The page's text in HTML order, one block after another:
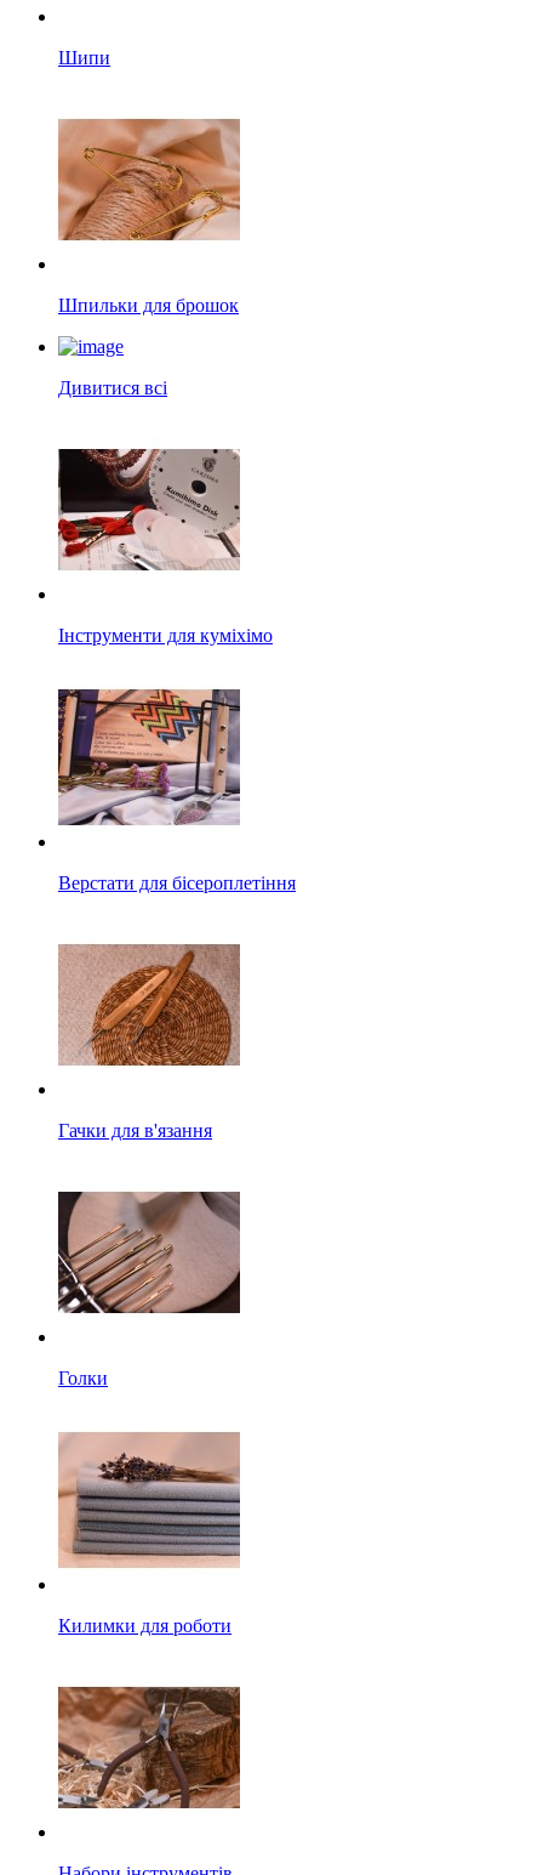
Шипи
Шпильки для брошок
Дивитися всі
Інструменти для куміхімо
Верстати для бісероплетіння
Гачки для в'язання
Голки
Килимки для роботи